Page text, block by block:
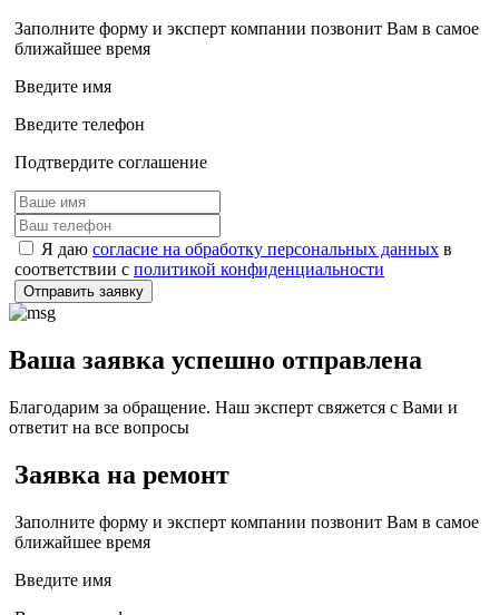
Заполните форму и эксперт компании позвонит Вам в самое
ближайшее время
Введите имя
Введите телефон
Подтвердите соглашение
Я даю согласие на обработку персональных данных в
соответствии с политикой конфиденциальности
Отправить заявку
Ваша заявка успешно отправлена
Благодарим за обращение. Наш эксперт свяжется с Вами и
ответит на все вопросы
Заявка на ремонт
Заполните форму и эксперт компании позвонит Вам в самое
ближайшее время
Введите имя